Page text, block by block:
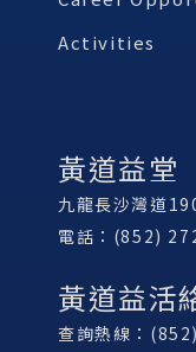
Activities
黃道益堂
九龍長沙灣道
電話：(852)
黃道益活
查詢熱線：